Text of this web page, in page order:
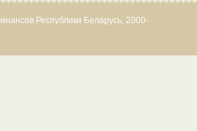
Республики Беларусь, 2000-